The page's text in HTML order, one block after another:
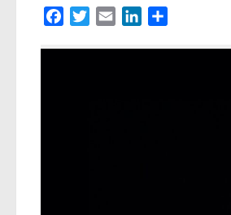
FacebookTwitterEmail LinkedIn